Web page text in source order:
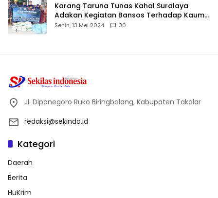
Karang Taruna Tunas Kahal Suralaya
Adakan Kegiatan Bansos Terhadap Kaum
Dhuafa dan Anak Yatim-Piatu
Senin, 13 Mei 2024 30
Jl. Diponegoro Ruko Biringbalang, Kabupaten Takalar
redaksi@sekindo.id
Kategori
Daerah
Berita
HuKrim